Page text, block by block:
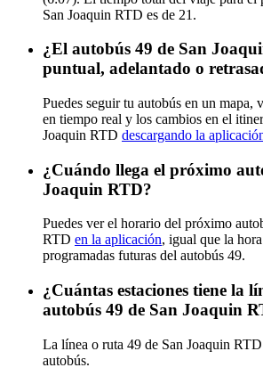
San Joaquin RTD es de 21.
¿El autobús 49 de San
puntual, adelantado o
Puedes seguir tu autobús en un mapa,
en tiempo real y los cambios en el
Joaquin RTD descargando la
¿Cuándo llega el próximo
Joaquin RTD?
Puedes ver el horario del próximo
RTD en la aplicación, igual que la
programadas futuras del autobús 49.
¿Cuántas estaciones tiene la
autobús 49 de San Joaquin
La línea o ruta 49 de San Joaquin
autobús.